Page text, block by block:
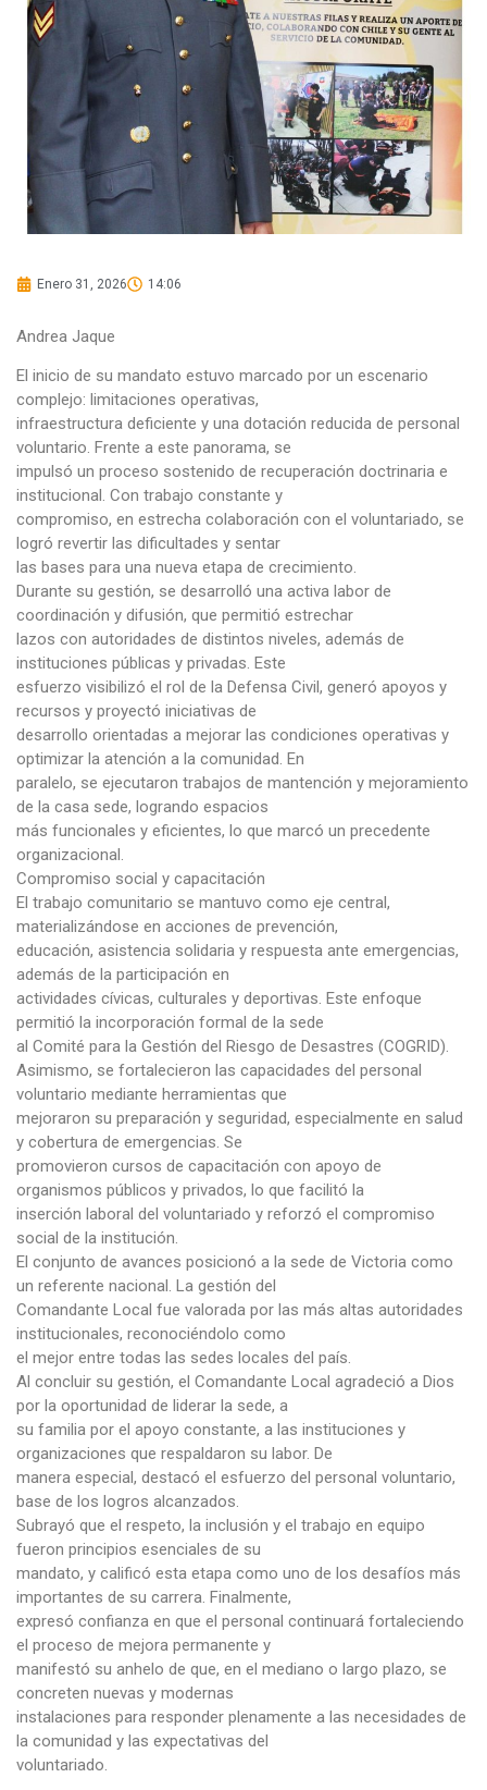
Enero 31, 2026 14:06
Andrea Jaque
El inicio de su mandato estuvo marcado por un escenario
complejo: limitaciones operativas,
infraestructura deficiente y una dotación reducida de personal
voluntario. Frente a este panorama, se
impulsó un proceso sostenido de recuperación doctrinaria e
institucional. Con trabajo constante y
compromiso, en estrecha colaboración con el voluntariado, se
logró revertir las dificultades y sentar
las bases para una nueva etapa de crecimiento.
Durante su gestión, se desarrolló una activa labor de
coordinación y difusión, que permitió estrechar
lazos con autoridades de distintos niveles, además de
instituciones públicas y privadas. Este
esfuerzo visibilizó el rol de la Defensa Civil, generó apoyos y
recursos y proyectó iniciativas de
desarrollo orientadas a mejorar las condiciones operativas y
optimizar la atención a la comunidad. En
paralelo, se ejecutaron trabajos de mantención y mejoramiento
de la casa sede, logrando espacios
más funcionales y eficientes, lo que marcó un precedente
organizacional.
Compromiso social y capacitación
El trabajo comunitario se mantuvo como eje central,
materializándose en acciones de prevención,
educación, asistencia solidaria y respuesta ante emergencias,
además de la participación en
actividades cívicas, culturales y deportivas. Este enfoque
permitió la incorporación formal de la sede
al Comité para la Gestión del Riesgo de Desastres (COGRID).
Asimismo, se fortalecieron las capacidades del personal
voluntario mediante herramientas que
mejoraron su preparación y seguridad, especialmente en salud
y cobertura de emergencias. Se
promovieron cursos de capacitación con apoyo de
organismos públicos y privados, lo que facilitó la
inserción laboral del voluntariado y reforzó el compromiso
social de la institución.
El conjunto de avances posicionó a la sede de Victoria como
un referente nacional. La gestión del
Comandante Local fue valorada por las más altas autoridades
institucionales, reconociéndolo como
el mejor entre todas las sedes locales del país.
Al concluir su gestión, el Comandante Local agradeció a Dios
por la oportunidad de liderar la sede, a
su familia por el apoyo constante, a las instituciones y
organizaciones que respaldaron su labor. De
manera especial, destacó el esfuerzo del personal voluntario,
base de los logros alcanzados.
Subrayó que el respeto, la inclusión y el trabajo en equipo
fueron principios esenciales de su
mandato, y calificó esta etapa como uno de los desafíos más
importantes de su carrera. Finalmente,
expresó confianza en que el personal continuará fortaleciendo
el proceso de mejora permanente y
manifestó su anhelo de que, en el mediano o largo plazo, se
concreten nuevas y modernas
instalaciones para responder plenamente a las necesidades de
la comunidad y las expectativas del
voluntariado.